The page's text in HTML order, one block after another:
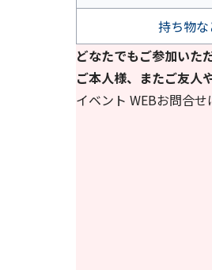
持ち物
どなたでもご参加いた
ご本人様、またご友人
イベント WEBお問合せ